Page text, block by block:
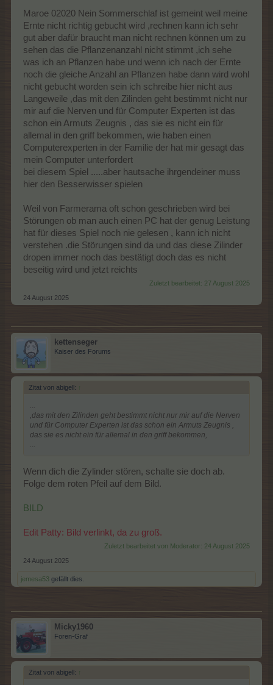
Maroe 02020 Nein Sommerschlaf ist gemeint weil meine
Ernte nicht richtig gebucht wird ,rechnen kann ich sehr
gut aber dafür braucht man nicht rechnen können um zu
sehen das die Pflanzenanzahl nicht stimmt ,ich sehe
was ich an Pflanzen habe und wenn ich nach der Ernte
noch die gleiche Anzahl an Pflanzen habe dann wird wohl
nicht gebucht worden sein ich schreibe hier nicht aus
Langeweile ,das mit den Zilinden geht bestimmt nicht nur
mir auf die Nerven und für Computer Experten ist das
schon ein Armuts Zeugnis , das sie es nicht ein für
allemal in den griff bekommen, wie haben einen
Computerexperten in der Familie der hat mir gesagt das
mein Computer unterfordert
bei diesem Spiel .....aber hautsache ihrgendeiner muss
hier den Besserwisser spielen
Weil von Farmerama oft schon geschrieben wird bei
Störungen ob man auch einen PC hat der genug Leistung
hat für dieses Spiel noch nie gelesen , kann ich nicht
verstehen .die Störungen sind da und das diese Zilinder
dropen immer noch das bestätigt doch das es nicht
beseitig wird und jetzt reichts
Zuletzt bearbeitet: 27 August 2025
24 August 2025
kettenseger
Kaiser des Forums
Zitat von abigell: ↑
...
,das mit den Zilinden geht bestimmt nicht nur mir auf die Nerven
und für Computer Experten ist das schon ein Armuts Zeugnis ,
das sie es nicht ein für allemal in den griff bekommen,
...
Wenn dich die Zylinder stören, schalte sie doch ab.
Folge dem roten Pfeil auf dem Bild.
BILD
Edit Patty: Bild verlinkt, da zu groß.
Zuletzt bearbeitet von Moderator: 24 August 2025
24 August 2025
jemesa53 gefällt dies.
Micky1960
Foren-Graf
Zitat von abigell: ↑